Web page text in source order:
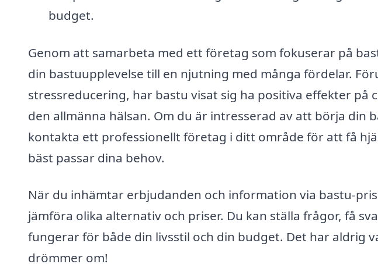
budget.
Genom att samarbeta med ett företag som fokuserar på
din bastuupplevelse till en njutning med många fördelar.
stressreducering, har bastu visat sig ha positiva effekter på
den allmänna hälsan. Om du är intresserad av att börja din
kontakta ett professionellt företag i ditt område för att få
bäst passar dina behov.
När du inhämtar erbjudanden och information via bastu-
jämföra olika alternativ och priser. Du kan ställa frågor, få
fungerar för både din livsstil och din budget. Det har aldrig
drömmer om!